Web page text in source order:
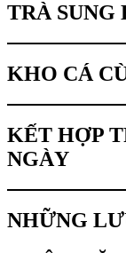
TRÀ SUNG
KHO CÁ
KẾT HỢP
NGÀY
NHỮNG